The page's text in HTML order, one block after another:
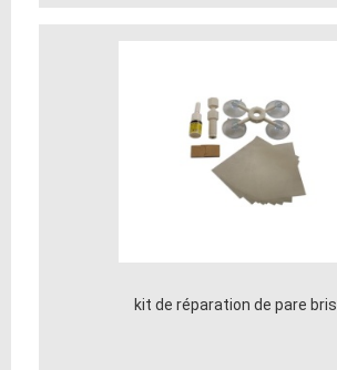
kit de réparation de pare